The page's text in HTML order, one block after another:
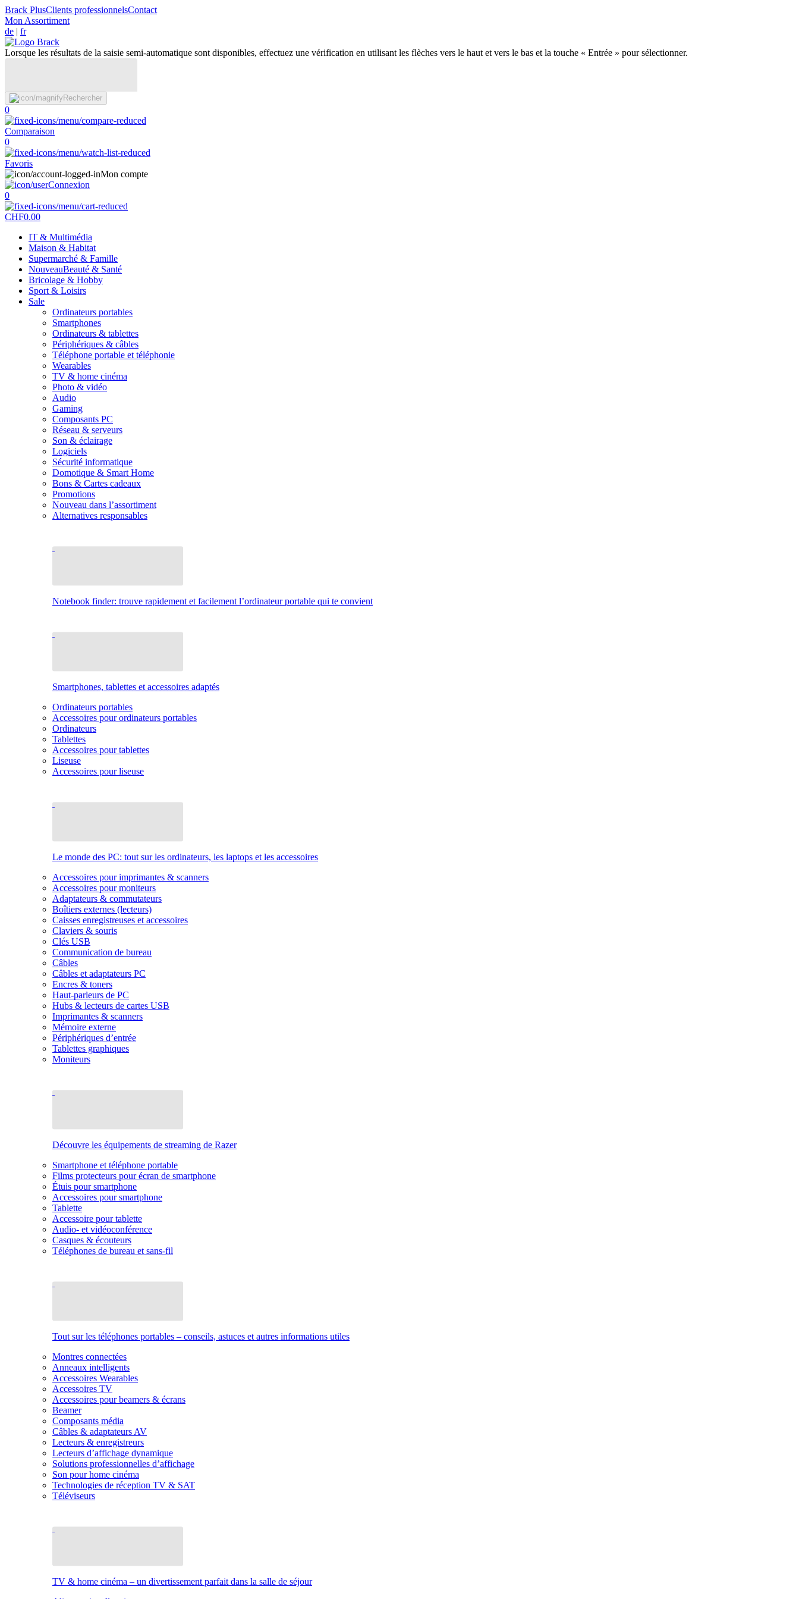
Brack PlusClients professionnelsContact
Mon Assortiment
de | fr
Lorsque les résultats de la saisie semi-automatique sont disponibles, effectuez une vérification en utilisant les flèches vers le haut et vers le bas et la touche « Entrée » pour sélectionner.
Rechercher
0
Comparaison
0
Favoris
Mon compte
Connexion
0
CHF0.00
IT & Multimédia
Maison & Habitat
Supermarché & Famille
NouveauBeauté & Santé
Bricolage & Hobby
Sport & Loisirs
Sale
Ordinateurs portables
Smartphones
Ordinateurs & tablettes
Périphériques & câbles
Téléphone portable et téléphonie
Wearables
TV & home cinéma
Photo & vidéo
Audio
Gaming
Composants PC
Réseau & serveurs
Son & éclairage
Logiciels
Sécurité informatique
Domotique & Smart Home
Bons & Cartes cadeaux
Promotions
Nouveau dans l’assortiment
Alternatives responsables
Notebook finder: trouve rapidement et facilement l’ordinateur portable qui te convient
Smartphones, tablettes et accessoires adaptés
Ordinateurs portables
Accessoires pour ordinateurs portables
Ordinateurs
Tablettes
Accessoires pour tablettes
Liseuse
Accessoires pour liseuse
Le monde des PC: tout sur les ordinateurs, les laptops et les accessoires
Accessoires pour imprimantes & scanners
Accessoires pour moniteurs
Adaptateurs & commutateurs
Boîtiers externes (lecteurs)
Caisses enregistreuses et accessoires
Claviers & souris
Clés USB
Communication de bureau
Câbles
Câbles et adaptateurs PC
Encres & toners
Haut-parleurs de PC
Hubs & lecteurs de cartes USB
Imprimantes & scanners
Mémoire externe
Périphériques d’entrée
Tablettes graphiques
Moniteurs
Découvre les équipements de streaming de Razer
Smartphone et téléphone portable
Films protecteurs pour écran de smartphone
Étuis pour smartphone
Accessoires pour smartphone
Tablette
Accessoire pour tablette
Audio- et vidéoconférence
Casques & écouteurs
Téléphones de bureau et sans-fil
Tout sur les téléphones portables – conseils, astuces et autres informations utiles
Montres connectées
Anneaux intelligents
Accessoires Wearables
Accessoires TV
Accessoires pour beamers & écrans
Beamer
Composants média
Câbles & adaptateurs AV
Lecteurs & enregistreurs
Lecteurs d’affichage dynamique
Solutions professionnelles d’affichage
Son pour home cinéma
Technologies de réception TV & SAT
Téléviseurs
TV & home cinéma – un divertissement parfait dans la salle de séjour